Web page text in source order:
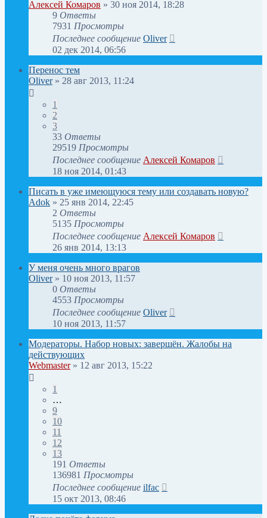
Алексей Комаров » 30 ноя 2014, 18:28
9 Ответы
7931 Просмотры
Последнее сообщение Oliver
02 дек 2014, 06:56
Перенос тем
Oliver» 28 авг 2013, 11:24
1
2
3
33 Ответы
29519 Просмотры
Последнее сообщение Алексей Комаров
18 ноя 2014, 01:43
Писать в уже имеющуюся тему или создавать новую?
Adok » 25 янв 2014, 22:45
2 Ответы
5135 Просмотры
Последнее сообщение Алексей Комаров
26 янв 2014, 13:13
У меня очень много врагов
Oliver» 10 ноя 2013, 11:57
0 Ответы
4553 Просмотры
Последнее сообщение Oliver
10 ноя 2013, 11:57
Модераторы. Набор новых: завершён. Жалобы на
действующих
Webmaster» 12 авг 2013, 15:22
1
…
9
10
11
12
13
191 Ответы
136981 Просмотры
Последнее сообщение ilfac
15 окт 2013, 08:46